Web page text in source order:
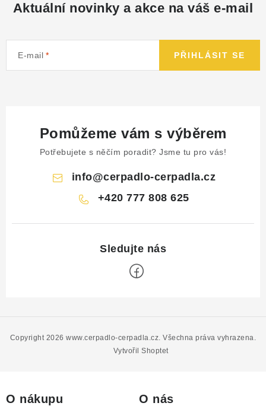
Způsob dopravy
Obchodní podmínky
Reklamace
O nás
Aktuální novinky a akce na váš e-mail
E-mail PŘIHLÁSIT SE
Pomůžeme vám s výběrem
Potřebujete s něčím poradit? Jsme tu pro vás!
info@cerpadlo-cerpadla.cz
+420 777 808 625
Vytvořil Shoptet
Copyright 2026www.cerpadlo-cerpadla.cz . Všechna práva vyhrazena.
O nákupu O nás